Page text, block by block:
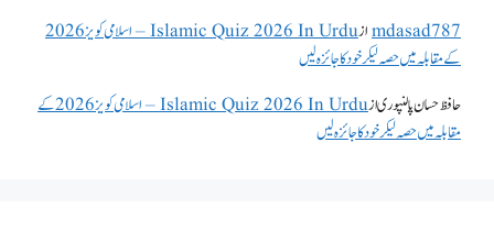
mdasad787از
Islamic Quiz 2026 In Urdu – اسلامی کویز 2026
کے مقابلہ میں حصہ لیکر خود کا جائزہ لیں
حافظ حسان پالنپوریاز
Islamic Quiz 2026 In Urdu – اسلامی کویز 2026 کے
مقابلہ میں حصہ لیکر خود کا جائزہ لیں